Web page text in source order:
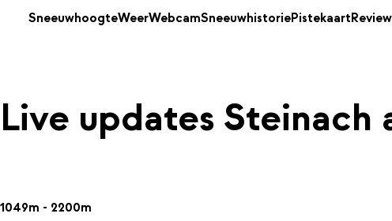
SneeuwhoogteWeerWebcamSneeuwhistoriePistekaart
Live updates Steinach
1049m - 2200m